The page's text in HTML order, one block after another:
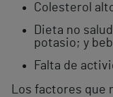
Colesterol
Dieta no
potasio; y
Falta de
Los factores que